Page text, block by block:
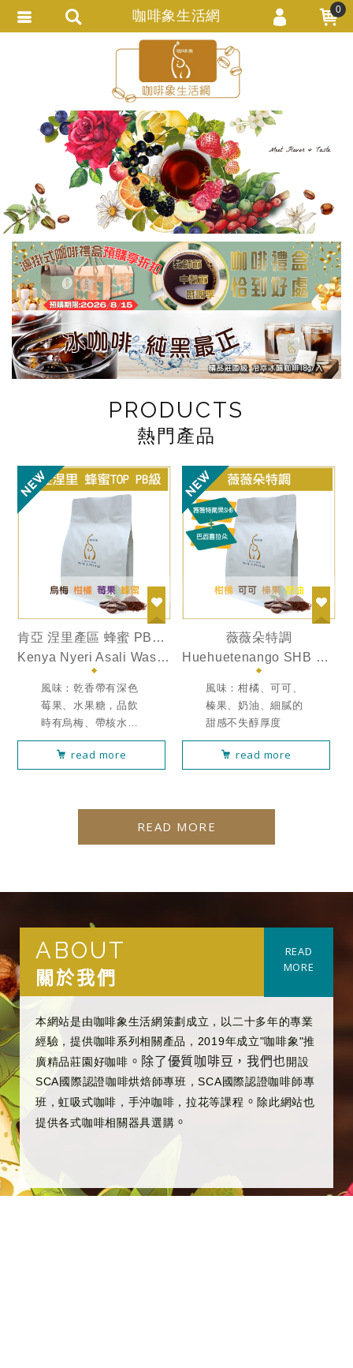
PRODUCTS
熱門產品
肯亞 涅里產區 蜂蜜 PB級 TOP
Kenya Nyeri Asali Washed PB TOP
風味：乾香帶有深色
莓果、水果糖，品飲
時有烏梅、帶核水
果、柑橘、莓果果
醬、蜂蜜、風味飽
read more
薇薇朵特調
Huehuetenango SHB & B Blend
風味：柑橘、可可、
榛果、奶油、細膩的
甜感不失醇厚度
read more
READ MORE
ABOUT
關於我們
本網站是由咖啡象生活網策劃成立，以二十多年的專業
經驗，提供咖啡系列相關產品，2019年成立"咖啡象"推
廣精品莊園好咖啡 。除了優質咖啡豆，我們也開設
SCA國際認證咖啡烘焙師專班，SCA國際認證咖啡師專
班，虹吸式咖啡，手沖咖啡，拉花等課程 。除此網站也
提供各式咖啡相關器具選購 。
READ
MORE
咖啡象生活網 0
會員登入
會員註冊
訂單查詢
追蹤清單
匯款通知
繁體中文